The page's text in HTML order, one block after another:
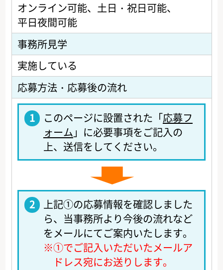
オンライン可能
土日・祝日可能
平日夜間可能
事務所見学
実施している
応募方法・応募後の流れ
1 このページに設置された「応募フ
ォーム 」に必要事項をご記入の
上、送信をしてください。
2
上記①の応募情報を確認しました
ら、当事務所より今後の流れなど
をメールにてご案内いたします。
※①でご記入いただいたメールア
ドレス宛にお送りします。